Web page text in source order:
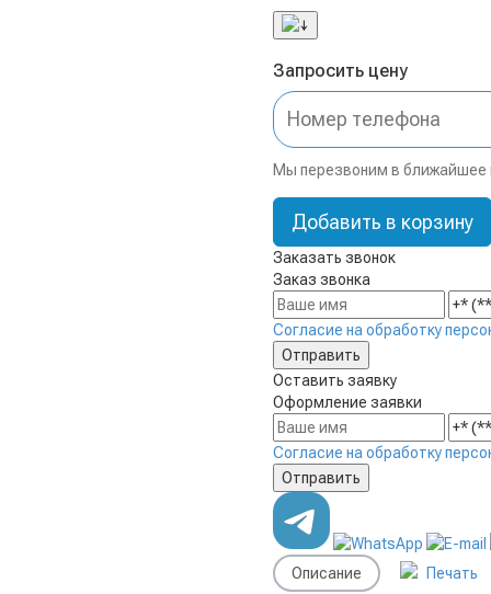
Запросить цену
Мы перезвоним в ближайшее
Добавить в корзину
Заказать звонок
Заказ звонка
Согласие на обработку
Оставить заявку
Оформление заявки
Согласие на обработку
Описание Печать